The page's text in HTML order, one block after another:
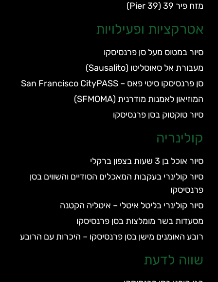
מזח פיר 39 (Pier 39)
אטרקציות ופעילויות
סיור במטוס מעל סן פרנסיסקו
מעבורת אל סאוסליטו (Sausalito)
סן פרנסיסקו סיטי פאס – San Francisco CityPASS
המוזיאון לאמנות מודרנית (SFMOMA)
סיור טוקטוק בסן פרנסיסקו
קולינריה
סיור אוכל בן 3 שעות בצפון ברקלי
סיור קולינרי בעקבות המאכלים הסודיים והשווים בסן
פרנסיסקו
סיור קולינרי בליטל איטלי – איטליה הקטנה
מסעדות בשר מומלצות בסן פרנסיסקו
רובע האומנים מישן בסן פרנסיסקו – היכרות עם הרובע
שווה לדעת